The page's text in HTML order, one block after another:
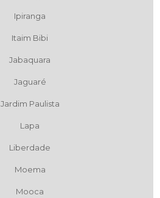
Ipiranga
Itaim Bibi
Jabaquara
Jaguaré
Jardim Paulista
Lapa
Liberdade
Moema
Mooca